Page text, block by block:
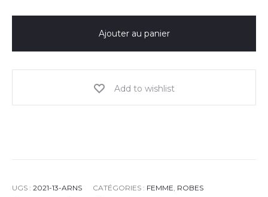
Ajouter au panier
Add to wishlist
UGS : 2021-13-ARNS CATÉGORIES : FEMME, ROBES